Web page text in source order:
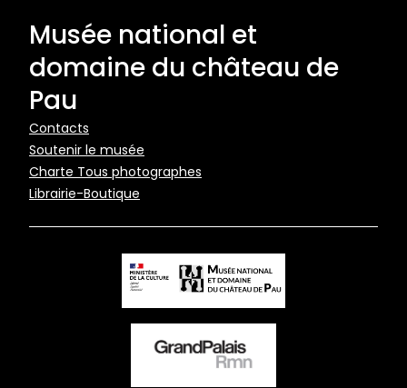
Musée national et
domaine du château de
Pau
Pied
de
page
Contacts
Soutenir le musée
Charte Tous photographes
Librairie-Boutique